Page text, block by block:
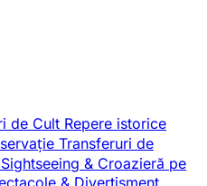
de Cult Repere istorice
Transferuri de
Sightseeing & Croazieră pe
& Divertisment